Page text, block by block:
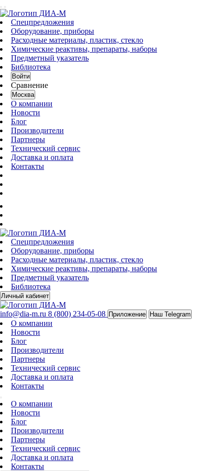
Спецпредложения
Оборудование, приборы
Расходные материалы, пластик, стекло
Химические реактивы, препараты, наборы
Предметный указатель
Библиотека
Войти
Сравнение
Москва
О компании
Новости
Блог
Производители
Партнеры
Технический сервис
Доставка и оплата
Контакты
Спецпредложения
Оборудование, приборы
Расходные материалы, пластик, стекло
Химические реактивы, препараты, наборы
Предметный указатель
Библиотека
Личный кабинет
info@dia-m.ru 8 (800) 234-05-08 Приложение Наш Telegram
О компании
Новости
Блог
Производители
Партнеры
Технический сервис
Доставка и оплата
Контакты
О компании
Новости
Блог
Производители
Партнеры
Технический сервис
Доставка и оплата
Контакты